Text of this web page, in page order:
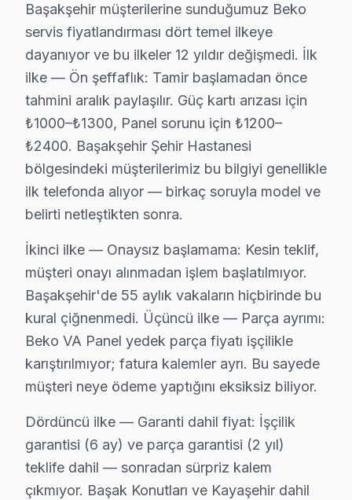
Beko TV'lerde Sık Görülen Arızalar
Beko televizyonlar kaliteli yapısıyla öne çıksa da
Beko Crystal Pro ve VA Panel modellerde en yaygın
Panel sorunu da Beko kullanıcılarının sıkça
Yazılım donması: Beko'ın Crystal Pro mimarisi, bu
Son olarak Ses sistemi: Başakşehir bölgesinde buna
» Başakşehir'de Beko VA Panel ve IPS panel
Başakşehir'deki Beko televizyon arızalarında
Başakşehir servisimizde teşhis süreci:
Başakşehir'de Beko Yazılım Platformu Bilgisi:
Başakşehir'de google panel (2023+ flagship
Başakşehir bölgesinde en sık servisini yaptığımız
Başakşehir bu marka Fiyat Rehberi (2025):
• Başakşehir anakart: 350 – 1.000 TL
• Başakşehir güç kartı: 220 – 650 TL
• Başakşehir LED/backlight: 160 – 480 TL
Başakşehir müşterilerine sunduğumuz Beko
servis fiyatlandırması dört temel ilkeye
dayanıyor ve bu ilkeler 12 yıldır değişmedi. İlk
ilke — Ön şeffaflık: Tamir başlamadan önce
tahmini aralık paylaşılır. Güç kartı arızası için
₺1000–₺1300, Panel sorunu için ₺1200–
₺2400. Başakşehir Şehir Hastanesi
bölgesindeki müşterilerimiz bu bilgiyi genellikle
ilk telefonda alıyor — birkaç soruyla model ve
belirti netleştikten sonra.
İkinci ilke — Onaysız başlamama: Kesin teklif,
müşteri onayı alınmadan işlem başlatılmıyor.
Başakşehir'de 55 aylık vakaların hiçbirinde bu
kural çiğnenmedi. Üçüncü ilke — Parça ayrımı:
Beko VA Panel yedek parça fiyatı işçilikle
karıştırılmıyor; fatura kalemler ayrı. Bu sayede
müşteri neye ödeme yaptığını eksiksiz biliyor.
Dördüncü ilke — Garanti dahil fiyat: İşçilik
garantisi (6 ay) ve parça garantisi (2 yıl)
teklife dahil — sonradan sürpriz kalem
çıkmıyor. Başak Konutları ve Kayaşehir dahil